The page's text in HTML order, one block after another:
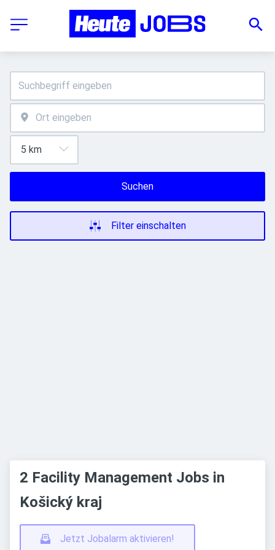
Suchen
Filter einschalten
2 Facility Management Jobs in
Košický kraj
Jetzt Jobalarm aktivieren!